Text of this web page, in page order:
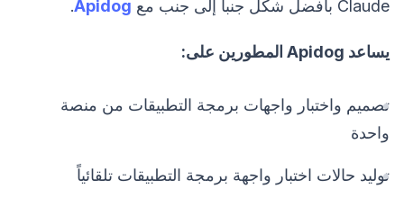
Claude بأفضل شكل جنباً إلى جنب مع Apidog
.
يساعد Apidog المطورين على:
تصميم واختبار واجهات برمجة التطبيقات من منصة
واحدة
توليد حالات اختبار واجهة برمجة التطبيقات تلقائياً